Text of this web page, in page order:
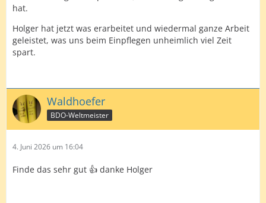
hat.
Holger hat jetzt was erarbeitet und wiedermal ganze Arbeit
geleistet, was uns beim Einpflegen unheimlich viel Zeit
spart.
Waldhoefer
BDO-Weltmeister
4. Juni 2026 um 16:04
Finde das sehr gut 👍 danke Holger